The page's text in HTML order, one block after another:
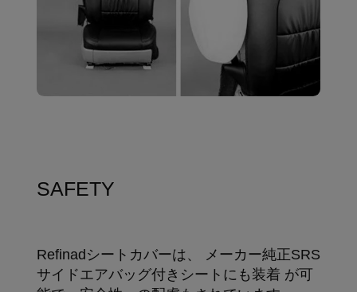
SAFETY
Refinadシートカバーは、 メーカー純正SRS
サイドエアバッグ付きシートにも装着 が可